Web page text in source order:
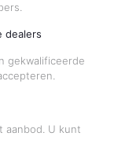
dealers
gekwalificeerde
aanbod. U kunt